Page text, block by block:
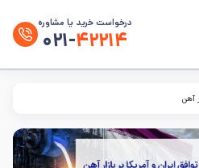
درخواست خرید یا مشاوره
۰۲۱-۴۲۲۱۴
آهن